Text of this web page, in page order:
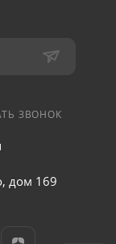
ЗВОНОК
дом 169